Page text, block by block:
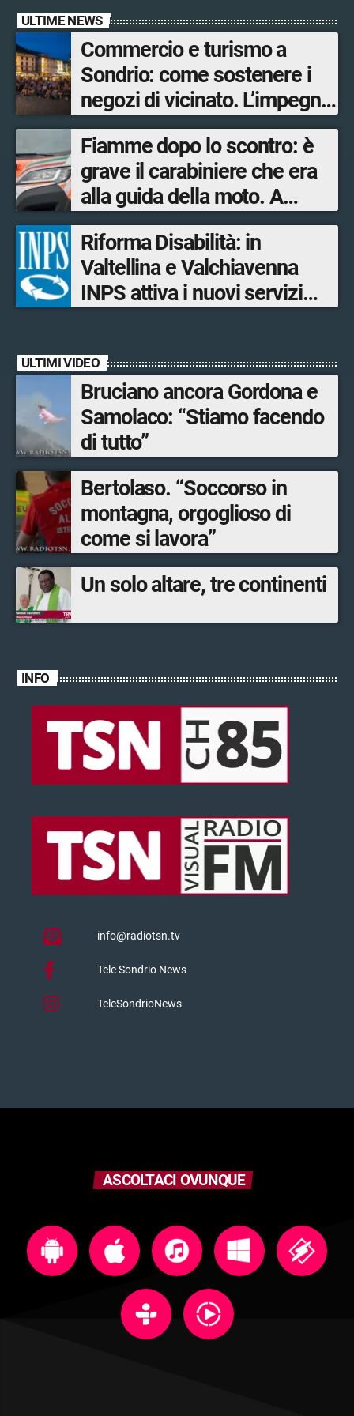
ULTIME NEWS
Commercio e turismo a
Sondrio: come sostenere i
negozi di vicinato. L’impegno
su più fronti
dell’Amministrazione
comunale per garantire
servizi ai residenti e offrire
opportunità ai turisti
Fiamme dopo lo scontro: è
grave il carabiniere che era
alla guida della moto. A
salvarlo un poliziotto fuori
servizio
Riforma Disabilità: in
Valtellina e Valchiavenna
INPS attiva i nuovi servizi
ULTIMI VIDEO
Bruciano ancora Gordona e
Samolaco: “Stiamo facendo
di tutto”
Bertolaso. “Soccorso in
montagna, orgoglioso di
come si lavora”
Un solo altare, tre continenti
INFO
info@radiotsn.tv
Tele Sondrio News
TeleSondrioNews
ASCOLTACI OVUNQUE